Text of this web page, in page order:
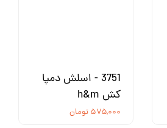
3751 - اسلش دمپا
کش h&m
۵۷۵,۰۰۰ تومان